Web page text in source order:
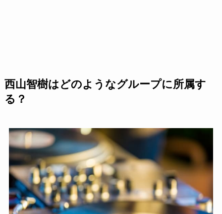
西山智樹はどのようなグループに所属す
る？